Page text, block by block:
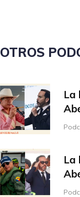
OTROS
La
La